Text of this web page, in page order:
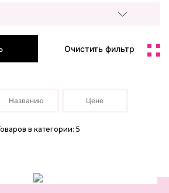
Очистить фильтр
Названию Цене
в категории: 5